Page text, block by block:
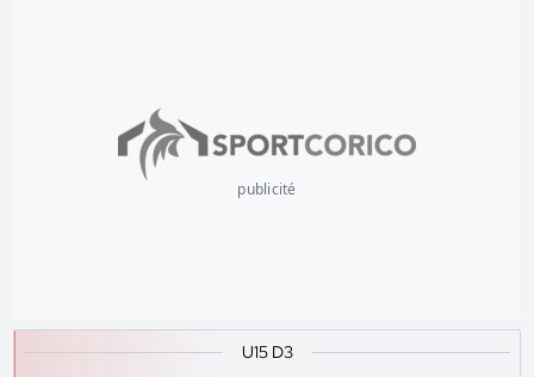
publicité
U15 D3